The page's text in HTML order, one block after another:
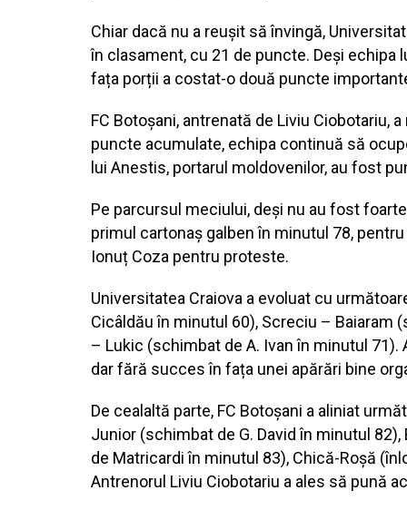
Chiar dacă nu a reușit să învingă,
în clasament, cu 21 de puncte. Deși
fața porții a costat-o două puncte
FC Botoșani, antrenată de Liviu Ciobotariu,
puncte acumulate, echipa continuă să
lui Anestis, portarul moldovenilor, au fost
Pe parcursul meciului, deși nu au fost
primul cartonaș galben în minutul 78,
Ionuț Coza pentru proteste.
Universitatea Craiova a evoluat cu
Cicâldău în minutul 60), Screciu – Baiaram
– Lukic (schimbat de A. Ivan în minutul
dar fără succes în fața unei apărări bine
De cealaltă parte, FC Botoșani a aliniat
Junior (schimbat de G. David în minutul
de Matricardi în minutul 83), Chică-Roșă
Antrenorul Liviu Ciobotariu a ales să pună